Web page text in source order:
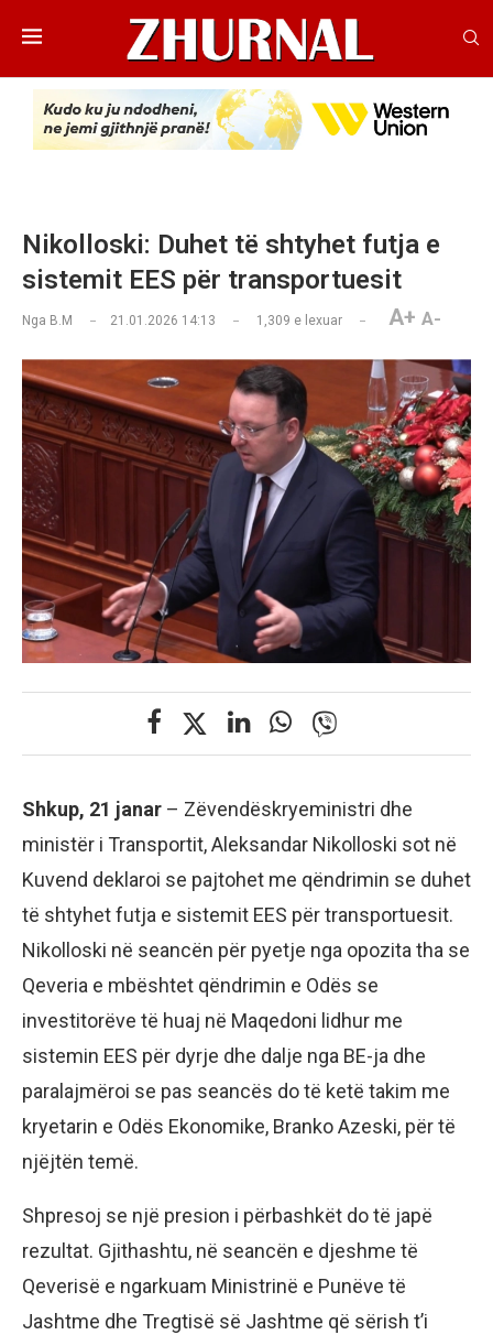
Nikolloski: Duhet të shtyhet futja e
sistemit EES për transportuesit
Nga B.M 21.01.2026 14:13 1,309 e lexuar A+ A-
Shkup, 21 janar – Zëvendëskryeministri dhe
ministër i Transportit, Aleksandar Nikolloski sot në
Kuvend deklaroi se pajtohet me qëndrimin se duhet
të shtyhet futja e sistemit EES për transportuesit.
Nikolloski në seancën për pyetje nga opozita tha se
Qeveria e mbështet qëndrimin e Odës se
investitorëve të huaj në Maqedoni lidhur me
sistemin EES për dyrje dhe dalje nga BE-ja dhe
paralajmëroi se pas seancës do të ketë takim me
kryetarin e Odës Ekonomike, Branko Azeski, për të
njëjtën temë.
Shpresoj se një presion i përbashkët do të japë
rezultat. Gjithashtu, në seancën e djeshme të
Qeverisë e ngarkuam Ministrinë e Punëve të
Jashtme dhe Tregtisë së Jashtme që sërish t’i